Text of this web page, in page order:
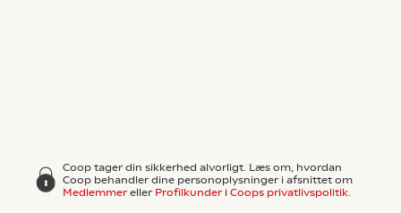
Coop tager din sikkerhed alvorligt. Læs om, hvordan
Coop behandler dine personoplysninger i afsnittet om
Medlemmereller Profilkunderi Coops privatlivspolitik.